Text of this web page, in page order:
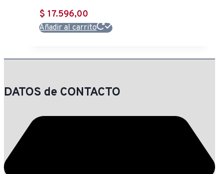
$ 17.596,00
Añadir al carrito
DATOS de CONTACTO